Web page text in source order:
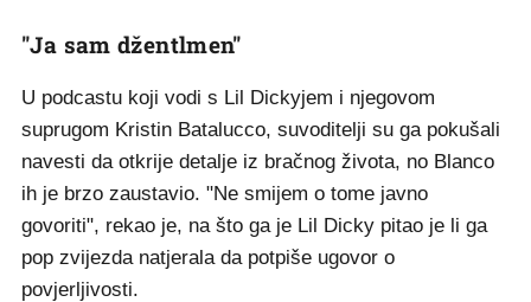
"Ja sam džentlmen"
U podcastu koji vodi s Lil Dickyjem i njegovom
suprugom Kristin Batalucco, suvoditelji su ga pokušali
navesti da otkrije detalje iz bračnog života, no Blanco
ih je brzo zaustavio. "Ne smijem o tome javno
govoriti", rekao je, na što ga je Lil Dicky pitao je li ga
pop zvijezda natjerala da potpiše ugovor o
povjerljivosti.